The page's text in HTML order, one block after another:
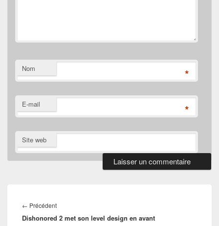
Nom *
E-mail *
Site web
de
l’article
← PrécédentArticle
précédent :
Dishonored 2 met son level design en avant